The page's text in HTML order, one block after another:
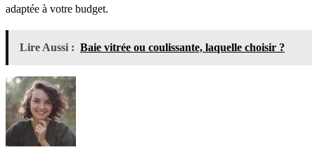
adaptée à votre budget.
Lire Aussi : Baie vitrée ou coulissante, laquelle choisir ?